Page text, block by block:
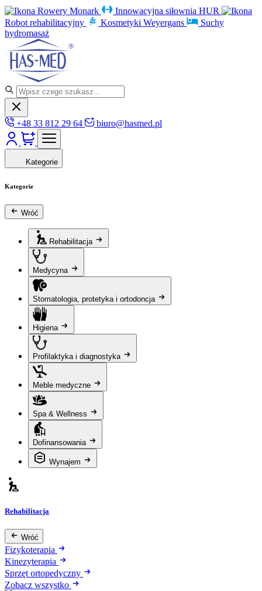
Rowery Monark
Innowacyjna siłownia HUR
Robot rehabilitacyjny
Kosmetyki Weyergans
Suchy
hydromasaż
+48 33 812 29 64 biuro@hasmed.pl
Kategorie
Kategorie
Wróć
Rehabilitacja
Medycyna
Stomatologia, protetyka i ortodoncja
Higiena
Profilaktyka i diagnostyka
Meble medyczne
Spa & Wellness
Dofinansowania
Wynajem
Rehabilitacja
Wróć
Fizykoterapia
Kinezyterapia
Sprzęt ortopedyczny
Zobacz wszystko